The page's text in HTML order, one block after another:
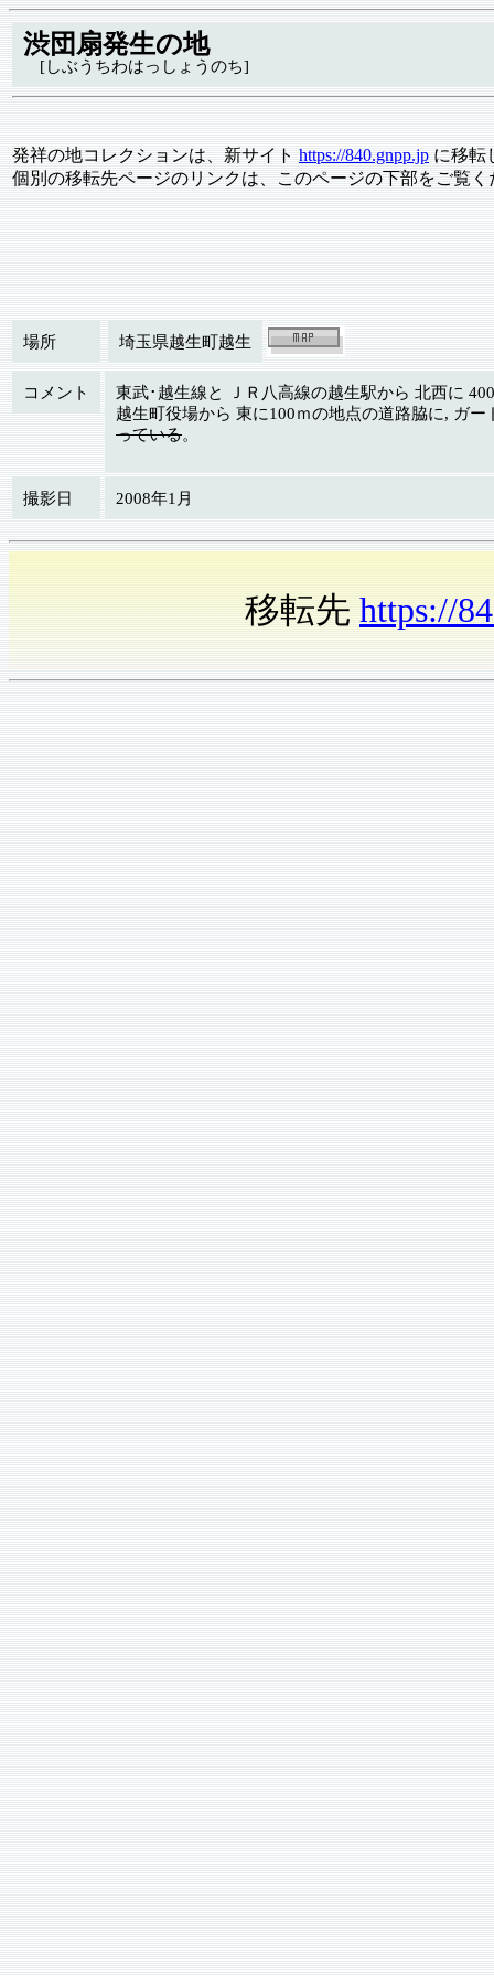
渋団扇発生の地
[しぶうちわはっしょうのち]
発祥の地コレクションは、新サイトhttps://840.gnpp.jpに移転
個別の移転先ページのリンクは、このページの下部をご覧く
場所 埼玉県越生町越生
コメント
東武･越生線と ＪＲ八高線の越生駅から 北西に
越生町役場から 東に100ｍの地点の道路脇に, ガ
っている。
撮影日 2008年1月
移転先 https://